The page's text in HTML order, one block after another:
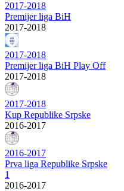
2017-2018
Premijer liga BiH
2017-2018
2017-2018
Premijer liga BiH Play Off
2017-2018
2017-2018
Kup Republike Srpske
2016-2017
2016-2017
Prva liga Republike Srpske
1
2016-2017